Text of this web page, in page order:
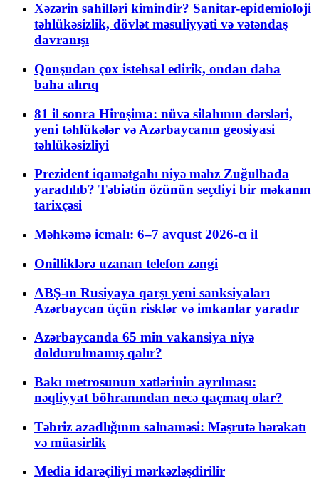
Xəzərin sahilləri kimindir? Sanitar-epidemioloji
təhlükəsizlik, dövlət məsuliyyəti və vətəndaş
davranışı
Qonşudan çox istehsal edirik, ondan daha
baha alırıq
81 il sonra Hiroşima: nüvə silahının dərsləri,
yeni təhlükələr və Azərbaycanın geosiyasi
təhlükəsizliyi
Prezident iqamətgahı niyə məhz Zuğulbada
yaradılıb? Təbiətin özünün seçdiyi bir məkanın
tarixçəsi
Məhkəmə icmalı: 6–7 avqust 2026-cı il
Onilliklərə uzanan telefon zəngi
ABŞ-ın Rusiyaya qarşı yeni sanksiyaları
Azərbaycan üçün risklər və imkanlar yaradır
Azərbaycanda 65 min vakansiya niyə
doldurulmamış qalır?
Bakı metrosunun xətlərinin ayrılması:
nəqliyyat böhranından necə qaçmaq olar?
Təbriz azadlığının salnaməsi: Məşrutə hərəkatı
və müasirlik
Media idarəçiliyi mərkəzləşdirilir